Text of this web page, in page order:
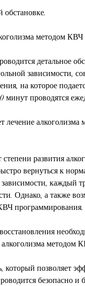
методом
детальное
зависимости,
на которое
минут проводятся
лечение
развития
вернуться к
зависимости, каждый
Однако, а также
программирования.
методом
который позволяет
безопасно и